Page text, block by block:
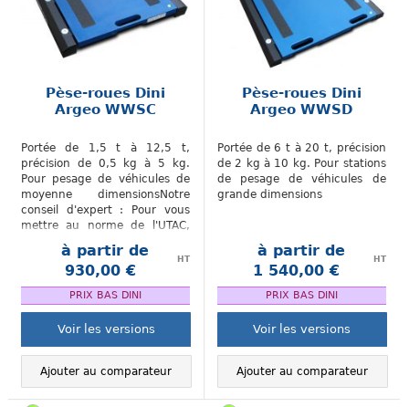
Pèse-roues Dini
Argeo WWSC
Portée de 1,5 t à 12,5 t,
précision de 0,5 kg à 5 kg.
Pour pesage de véhicules de
moyenne dimensionsNotre
conseil d'expert : Pour vous
mettre au norme de l'UTAC,
commander 4 pèses-roues...
à partir de
930,00 €
HT
PRIX BAS DINI
Voir les versions
Ajouter au comparateur
Pèse-roues Dini
Argeo WWSD
Portée de 6 t à 20 t, précision
de 2 kg à 10 kg. Pour stations
de pesage de véhicules de
grande dimensions
à partir de
1 540,00 €
HT
PRIX BAS DINI
Voir les versions
Ajouter au comparateur